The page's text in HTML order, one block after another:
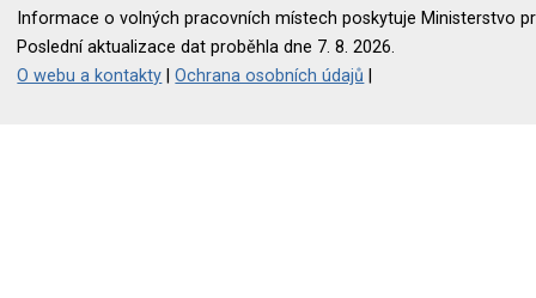
Informace o volných pracovních místech poskytuje Ministerstvo
Poslední aktualizace dat proběhla dne 7. 8. 2026.
O webu a kontakty |Ochrana osobních údajů